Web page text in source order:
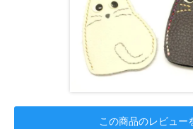
この商品のレビュー